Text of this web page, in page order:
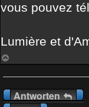
vous pouvez
Lumière et
Antworten